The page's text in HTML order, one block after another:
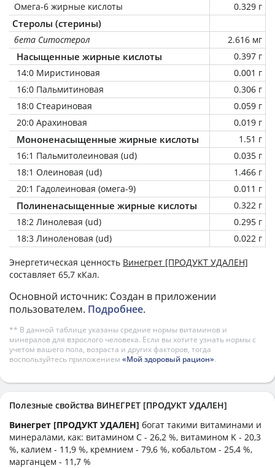
Омега-6 жирные кислоты
0.329 г
Стеролы (стерины)
бета Ситостерол 2.616 мг
Насыщенные жирные кислоты
0.397 г
14:0 Миристиновая
0.001 г
16:0 Пальмитиновая
0.306 г
18:0 Стеариновая
0.059 г
20:0 Арахиновая
0.019 г
Мононенасыщенные жирные кислоты
1.51 г
16:1 Пальмитолеиновая (ud)
0.035 г
18:1 Олеиновая (ud)
1.466 г
20:1 Гадолеиновая (омега-9)
0.011 г
Полиненасыщенные жирные кислоты
0.322 г
18:2 Линолевая (ud)
0.295 г
18:3 Линоленовая (ud)
0.022 г
Энергетическая ценность Винегрет [ПРОДУКТ УДАЛЕН]
составляет 65,7 кКал.
Основной источник: Создан в приложении
пользователем. Подробнее.
** В данной таблице указаны средние нормы витаминов и
минералов для взрослого человека. Если вы хотите узнать нормы с
учетом вашего пола, возраста и других факторов, тогда
воспользуйтесь приложением «Мой здоровый рацион».
Полезные свойства ВИНЕГРЕТ [ПРОДУКТ УДАЛЕН]
Винегрет [ПРОДУКТ УДАЛЕН] богат такими витаминами и
минералами, как: витамином C - 26,2 %, витамином K - 20,3
%, калием - 11,9 %, кремнием - 79,6 %, кобальтом - 25,4 %,
марганцем - 11,7 %